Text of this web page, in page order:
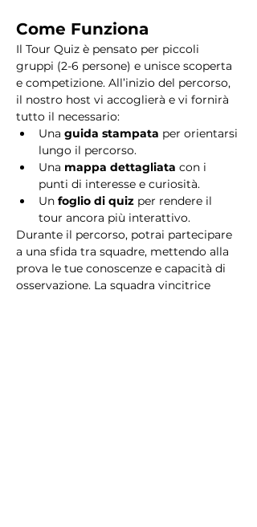
Come Funziona
Il Tour Quiz è pensato per piccoli
gruppi (2-6 persone) e unisce scoperta
e competizione. All’inizio del percorso,
il nostro host vi accoglierà e vi fornirà
tutto il necessario:
Una guida stampata per orientarsi
lungo il percorso.
Una mappa dettagliata con i
punti di interesse e curiosità.
Un foglio di quiz per rendere il
tour ancora più interattivo.
Durante il percorso, potrai partecipare
a una sfida tra squadre, mettendo alla
prova le tue conoscenze e capacità di
osservazione. La squadra vincitrice